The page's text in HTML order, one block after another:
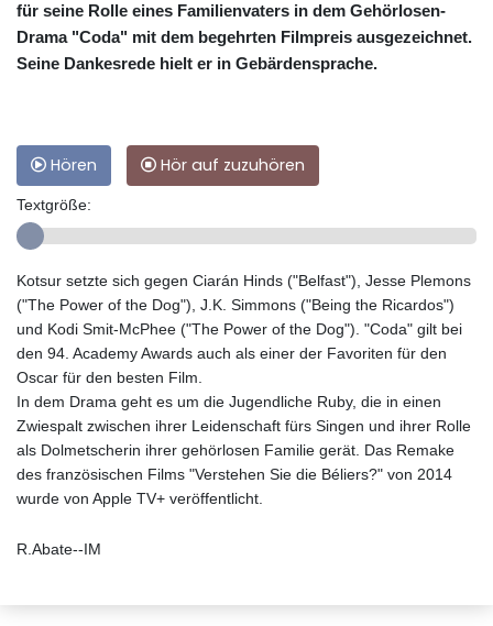
für seine Rolle eines Familienvaters in dem Gehörlosen-
Drama "Coda" mit dem begehrten Filmpreis ausgezeichnet.
Seine Dankesrede hielt er in Gebärdensprache.
Hören Hör auf zuzuhören
Textgröße:
Kotsur setzte sich gegen Ciarán Hinds ("Belfast"), Jesse Plemons
("The Power of the Dog"), J.K. Simmons ("Being the Ricardos")
und Kodi Smit-McPhee ("The Power of the Dog"). "Coda" gilt bei
den 94. Academy Awards auch als einer der Favoriten für den
Oscar für den besten Film.
In dem Drama geht es um die Jugendliche Ruby, die in einen
Zwiespalt zwischen ihrer Leidenschaft fürs Singen und ihrer Rolle
als Dolmetscherin ihrer gehörlosen Familie gerät. Das Remake
des französischen Films "Verstehen Sie die Béliers?" von 2014
wurde von Apple TV+ veröffentlicht.
R.Abate--IM